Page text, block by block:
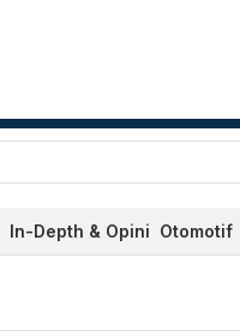
In-Depth & Opini Otomotif